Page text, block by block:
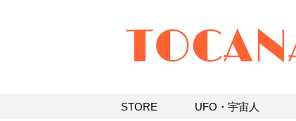
STORE UFO・宇宙人